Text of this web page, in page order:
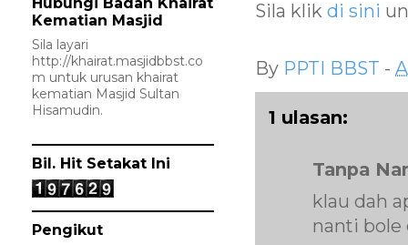
Sila klik di sini
By PPTI BBST -
1 ulasan:
Tanpa
klau dah
nanti bole
Kematian Masjid
Sila layari
http://khairat.masjidbbst.co
m untuk urusan khairat
kematian Masjid Sultan
Hisamudin.
Bil. Hit Setakat Ini
Pengikut